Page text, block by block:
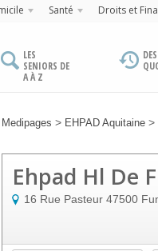
Santé Droits et
LES
SENIORS DE
A À Z
Medipages > EHPAD Aquitaine >
Ehpad Hl De
16 Rue Pasteur 47500